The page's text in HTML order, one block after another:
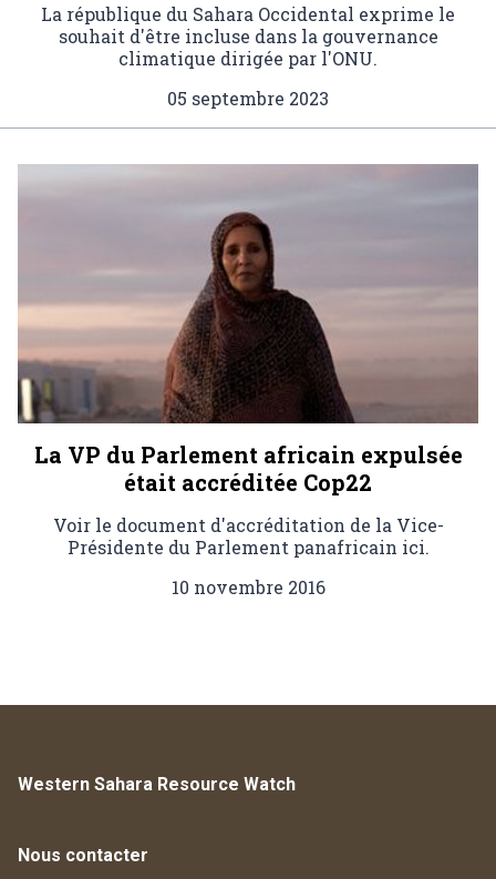
La république du Sahara Occidental exprime le
souhait d'être incluse dans la gouvernance
climatique dirigée par l'ONU.
05 septembre 2023
La VP du Parlement africain expulsée
était accréditée Cop22
Voir le document d'accréditation de la Vice-
Présidente du Parlement panafricain ici.
10 novembre 2016
Western Sahara Resource Watch
Nous contacter